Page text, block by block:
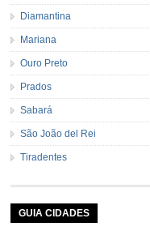
Diamantina
Mariana
Ouro Preto
Prados
Sabará
São João del Rei
Tiradentes
GUIA CIDADES